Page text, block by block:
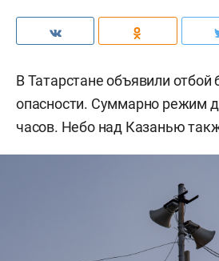
В Татарстане объявили отбой
опасности. Суммарно режим
часов. Небо над Казанью